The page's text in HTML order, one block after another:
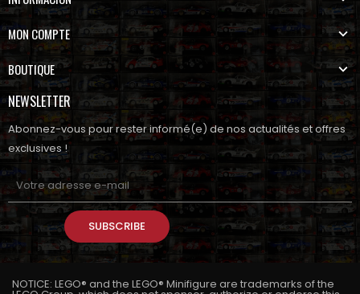
MON COMPTE
BOUTIQUE
NEWSLETTER
Abonnez-vous pour rester informé(e) de nos actualités et offres
exclusives !
SUBSCRIBE
NOTICE: LEGO® and the LEGO® Minifigure are trademarks of the